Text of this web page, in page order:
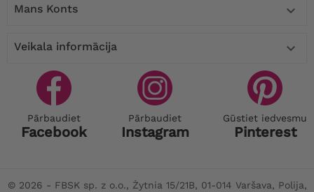
Mans Konts 
Veikala informācija 
Pārbaudiet
Facebook
Pārbaudiet
Instagram
Gūstiet iedvesmu
Pinterest
© 2026 - FBSK sp. z o.o., Żytnia 15/21B, 01-014 Varšava, Polija,